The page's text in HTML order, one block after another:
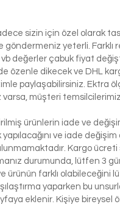
sizin için özel olarak
göndermeniz yeterli.
değerler çabuk fiyat
özenle dikecek ve DHL
paylaşabilirsiniz. Ektra
varsa, müşteri
ürünlerin iade ve
yapılacağını ve iade
Kargo
durumunda, lütfen 3
ürünün farklı olabileceğini
yaparken bu
eklenir. Kişiye bireysel